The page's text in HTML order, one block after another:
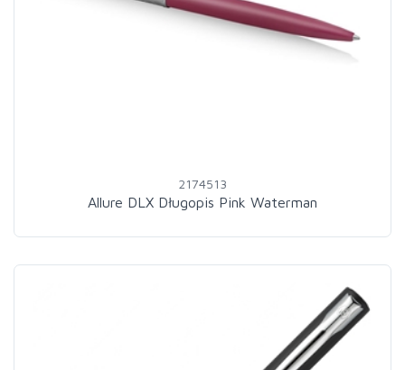
2174513
Allure DLX Długopis Pink Waterman